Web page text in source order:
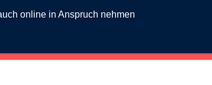
online in Anspruch nehmen